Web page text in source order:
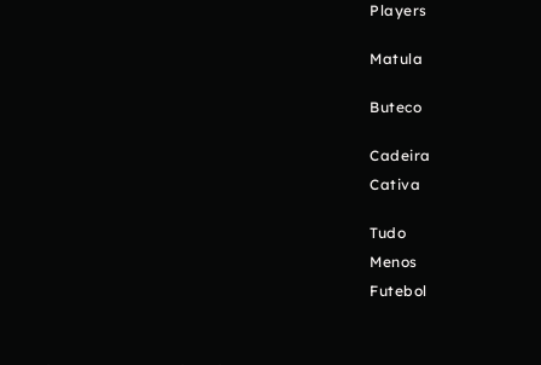
Players
Matula
Buteco
Cadeira
Cativa
Tudo
Menos
Futebol